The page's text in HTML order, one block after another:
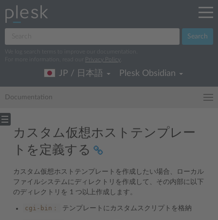
Search
We log search terms to improve our documentation.
For more information, read our
Privacy Policy
JP / 日本語 Plesk Obsidian
Documentation
カスタム仮想ホストテンプレー
トを定義する
カスタム仮想ホストテンプレートを作成したい場合、ローカル
ファイルシステムにディレクトリを作成して、その内部に以下
のディレクトリを 1 つ以上作成します。
cgi-bin： テンプレートにカスタムスクリプトを格納